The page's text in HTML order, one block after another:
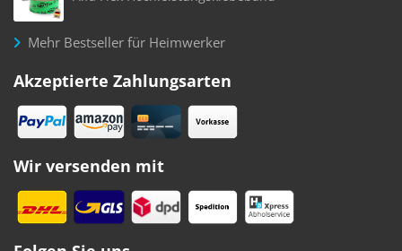
Mehr Bestseller für Heimwerker
Akzeptierte Zahlungsarten
Wir versenden mit